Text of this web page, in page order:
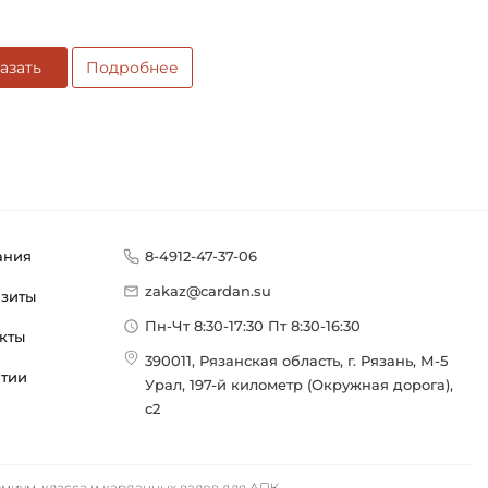
Подробнее
8-4912-47-37-06
zakaz@cardan.su
Пн-Чт 8:30-17:30 Пт 8:30-16:30
390011, Рязанская область, г. Рязань, М-5
Урал, 197-й километр (Окружная дорога),
с2